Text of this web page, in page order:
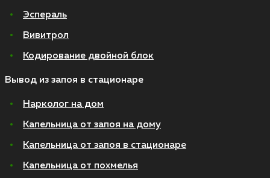
Эспераль
Вивитрол
Кодирование двойной блок
Вывод из запоя в стационаре
Нарколог на дом
Капельница от запоя на дому
Капельница от запоя в стационаре
Капельница от похмелья